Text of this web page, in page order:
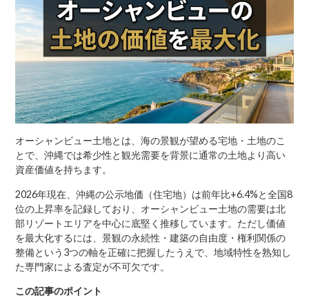
オーシャンビュー土地とは、海の景観が望める宅地・土地のこ
とで、沖縄では希少性と観光需要を背景に通常の土地より高い
資産価値を持ちます。
2026年現在、沖縄の公示地価（住宅地）は前年比+6.4%と全国8
位の上昇率を記録しており、オーシャンビュー土地の需要は北
部リゾートエリアを中心に底堅く推移しています。ただし価値
を最大化するには、景観の永続性・建築の自由度・権利関係の
整備という3つの軸を正確に把握したうえで、地域特性を熟知し
た専門家による査定が不可欠です。
この記事のポイント